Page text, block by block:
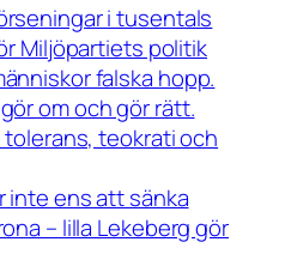
i tusentals
Miljöpartiets politik
falska hopp.
om och gör rätt.
tolerans, teokrati och
inte ens att sänka
– lilla Lekeberg gör